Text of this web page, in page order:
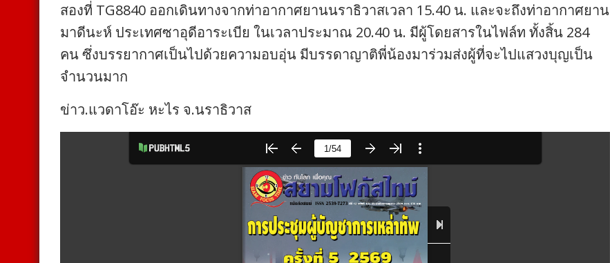
สองที่ TG8840 ออกเดินทางจากท่าอากาศยานนราธิวาสเวลา 15.40 น. และจะถึงท่าอากาศยาน
มาดีนะห์ ประเทศซาอุดีอาระเบีย ในเวลาประมาณ 20.40 น. มีผู้โดยสารในไฟล์ท ทั้งสิ้น 284
คน ซึ่งบรรยากาศเป็นไปด้วยความอบอุ่น มีบรรดาญาติพี่น้องมาร่วมส่งผู้ที่จะไปแสวงบุญเป็น
จำนวนมาก
ข่าว.แวดาโอ๊ะ หะไร จ.นราธิวาส